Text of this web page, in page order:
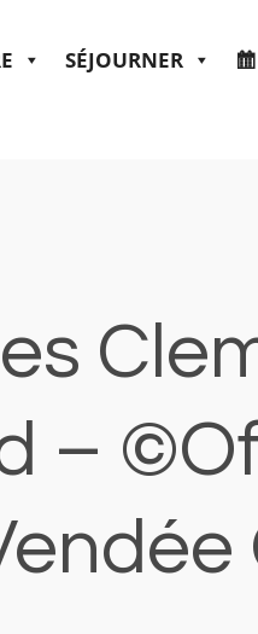
SÉJOURNER
–